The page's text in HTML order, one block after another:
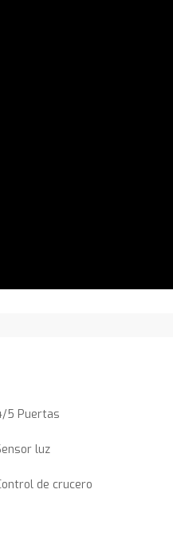
5 Puertas
luz
de crucero